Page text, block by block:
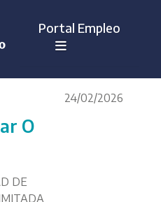
Portal Empleo
24/02/2026
O
DE